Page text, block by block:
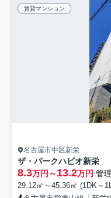
賃貸マンション
名古屋市中区新栄
ザ・パークハビオ新栄
8.3万円～13.2万円 管
29.12㎡～45.36㎡ (1DK～